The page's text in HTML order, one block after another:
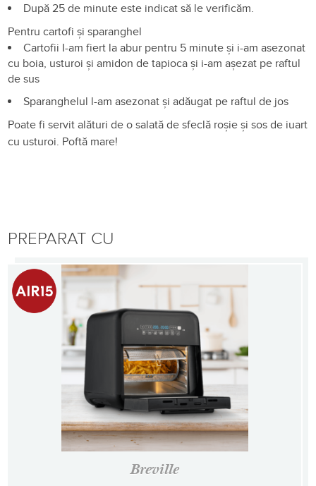
După 25 de minute este indicat să le verificăm.
Pentru cartofi și sparanghel
Cartofii I-am fiert la abur pentru 5 minute și i-am asezonat
cu boia, usturoi și amidon de tapioca și i-am așezat pe raftul
de sus
Sparanghelul l-am asezonat și adăugat pe raftul de jos
Poate fi servit alături de o salată de sfeclă roșie și sos de iuart
cu usturoi. Poftă mare!
PREPARAT CU
Breville